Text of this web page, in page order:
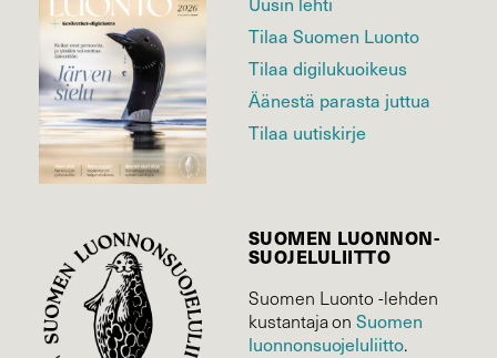
Tilaa Suomen Luonto
Tilaa digilukuoikeus
Äänestä parasta juttua
Tilaa uutiskirje
SUOMEN LUONNON­
SUOJELU­LIITTO
Suomen Luonto -lehden
kustantaja onSuomen
luonnonsuojelu­liitto.